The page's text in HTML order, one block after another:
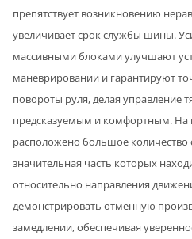
препятствует возникновению
увеличивает срок службы шины.
массивными блоками улучшают
маневрировании и гарантируют
повороты руля, делая управление
предсказуемым и комфортным. На
расположено большое
значительная часть которых
относительно направления
демонстрировать отменную
замедлении, обеспечивая